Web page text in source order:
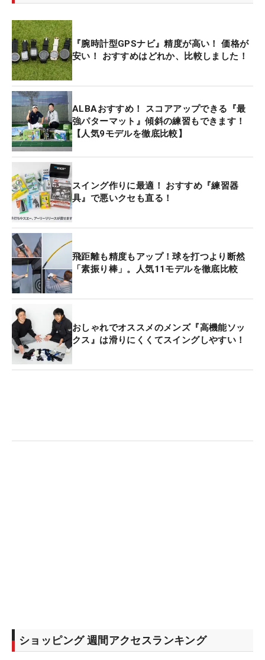
『腕時計型GPSナビ』精度が高い！ 価格が
安い！ おすすめはどれか、比較しました！
ALBAおすすめ！ スコアアップできる『最
強パターマット』傾斜の練習もできます！
【人気9モデルを徹底比較】
スイング作りに最適！ おすすめ『練習器
具』で悪いクセも直る！
飛距離も精度もアップ！球を打つより断然
「素振り棒」。人気11モデルを徹底比較
おしゃれでオススメのメンズ『高機能ソッ
クス』は滑りにくくてスイングしやすい！
ショッピング 週間アクセスランキング